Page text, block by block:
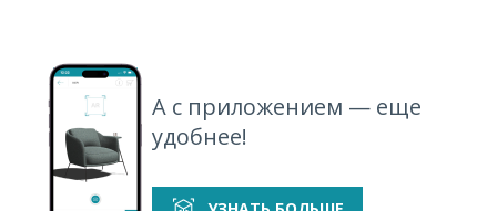
А с приложением — еще
удобнее!